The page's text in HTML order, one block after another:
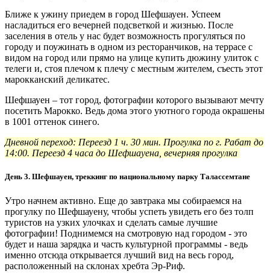
Ближе к ужину приедем в город Шефшауен. Успеем
насладиться его вечерней подсветкой и жизнью. После
заселения в отель у нас будет возможность прогуляться по
городу и поужинать в одном из ресторанчиков, на террасе с
видом на город или прямо на улице купить дюжину улиток с
телеги и, стоя плечом к плечу с местным жителем, съесть этот
марокканский деликатес.
Шефшауен – тот город, фотографии которого вызывают мечту
посетить Марокко. Ведь дома этого уютного города окрашены
в 1001 оттенок синего.
Дневной переход: Переезд 1 ч. 30 мин. Прогулка по г. Рабат до
14:00. Переезд 4 часа до Шефшауена, вечерняя прогулка
День 3. Шефшауен, треккинг по национальному парку Талассемтане
Утро начнем активно. Еще до завтрака мы собираемся на
прогулку по Шефшауену, чтобы успеть увидеть его без толп
туристов на узких улочках и сделать самые лучшие
фотографии! Поднимемся на смотровую над городом - это
будет и наша зарядка и часть культурной программы - ведь
именно отсюда открывается лучший вид на весь город,
расположенный на склонах хребта Эр-Риф.